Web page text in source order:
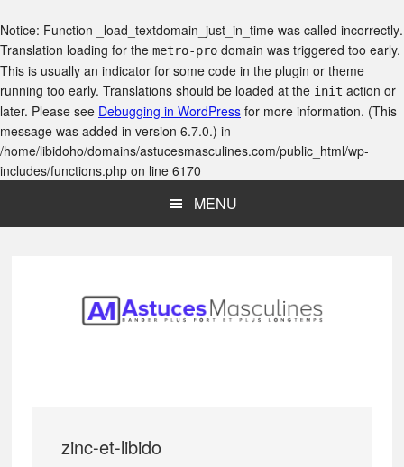
Notice: Function _load_textdomain_just_in_time was called incorrectly.
Translation loading for the metro-pro domain was triggered too early.
This is usually an indicator for some code in the plugin or theme
running too early. Translations should be loaded at the init action or
later. Please see Debugging in WordPress for more information. (This
message was added in version 6.7.0.) in
/home/libidoho/domains/astucesmasculines.com/public_html/wp-
includes/functions.php on line 6170
MENU
zinc-et-libido